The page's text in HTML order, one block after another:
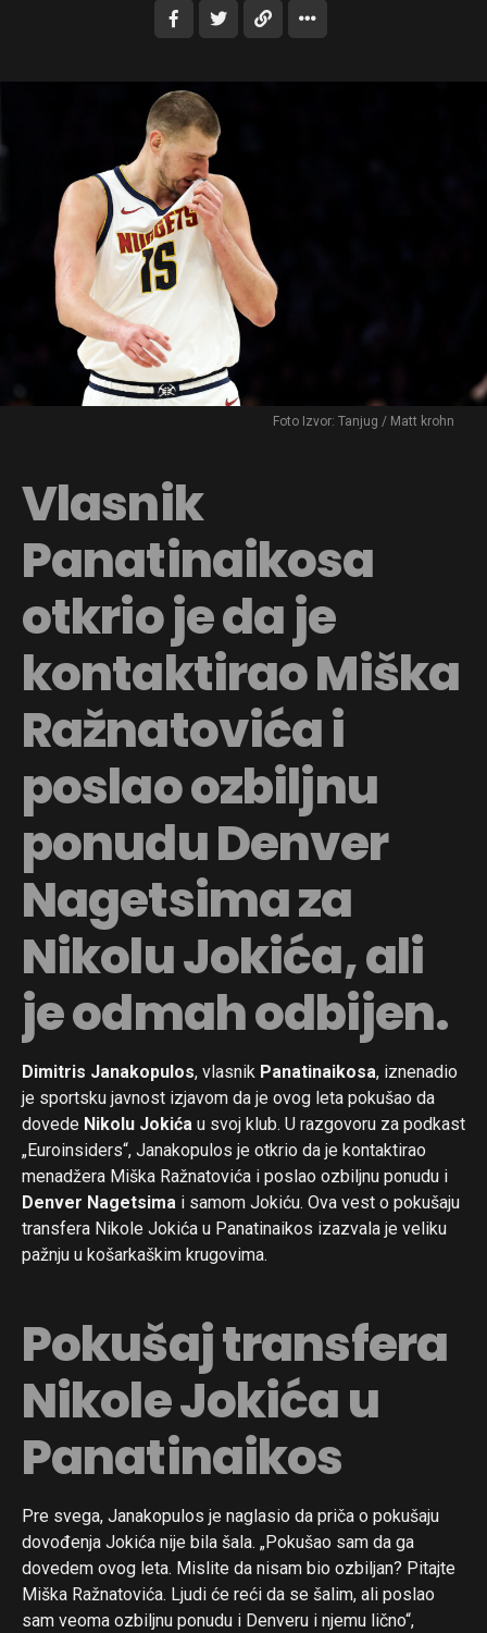
Foto Izvor: Tanjug / Matt krohn
Vlasnik
Panatinaikosa
otkrio je da je
kontaktirao Miška
Ražnatovića i
poslao ozbiljnu
ponudu Denver
Nagetsima za
Nikolu Jokića, ali
je odmah odbijen.
Dimitris Janakopulos, vlasnik Panatinaikosa, iznenadio
je sportsku javnost izjavom da je ovog leta pokušao da
dovede Nikolu Jokića u svoj klub. U razgovoru za podkast
„Euroinsiders“, Janakopulos je otkrio da je kontaktirao
menadžera Miška Ražnatovića i poslao ozbiljnu ponudu i
Denver Nagetsima i samom Jokiću. Ova vest o pokušaju
transfera Nikole Jokića u Panatinaikos izazvala je veliku
pažnju u košarkaškim krugovima.
Pokušaj transfera
Nikole Jokića u
Panatinaikos
Pre svega, Janakopulos je naglasio da priča o pokušaju
dovođenja Jokića nije bila šala. „Pokušao sam da ga
dovedem ovog leta. Mislite da nisam bio ozbiljan? Pitajte
Miška Ražnatovića. Ljudi će reći da se šalim, ali poslao
sam veoma ozbiljnu ponudu i Denveru i njemu lično“,